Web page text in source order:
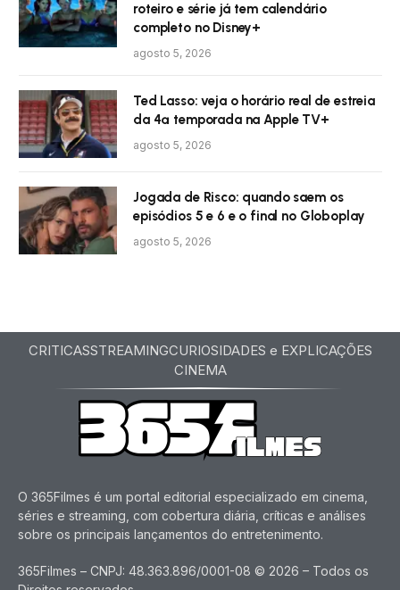
roteiro e série já tem calendário
completo no Disney+
agosto 5, 2026
Ted Lasso: veja o horário real de estreia
da 4ª temporada na Apple TV+
agosto 5, 2026
Jogada de Risco: quando saem os
episódios 5 e 6 e o final no Globoplay
agosto 5, 2026
CRITICASSTREAMINGCURIOSIDADES e EXPLICAÇÕES
CINEMA
O 365Filmes é um portal editorial especializado em cinema,
séries e streaming, com cobertura diária, críticas e análises
sobre os principais lançamentos do entretenimento.
365Filmes – CNPJ: 48.363.896/0001-08 © 2026 – Todos os